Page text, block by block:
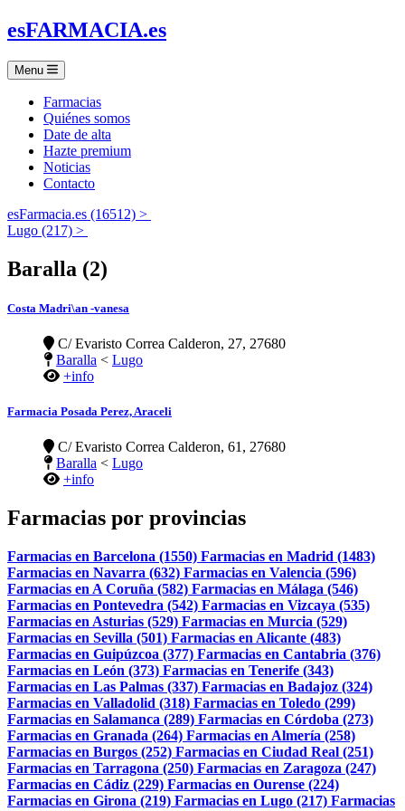
esFARMACIA.es
Menu
Farmacias
Quiénes somos
Date de alta
Hazte premium
Noticias
Contacto
esFarmacia.es (16512) >
Lugo (217) >
Baralla (2)
Costa Madri\an -vanesa
C/ Evaristo Correa Calderon, 27, 27680
Baralla < Lugo
+info
Farmacia Posada Perez, Araceli
C/ Evaristo Correa Calderon, 61, 27680
Baralla < Lugo
+info
Farmacias por provincias
Farmacias en Barcelona (1550) Farmacias en Madrid (1483)
Farmacias en Navarra (632) Farmacias en Valencia (596)
Farmacias en A Coruña (582) Farmacias en Málaga (546)
Farmacias en Pontevedra (542) Farmacias en Vizcaya (535)
Farmacias en Asturias (529) Farmacias en Murcia (529)
Farmacias en Sevilla (501) Farmacias en Alicante (483)
Farmacias en Guipúzcoa (377) Farmacias en Cantabria (376)
Farmacias en León (373) Farmacias en Tenerife (343)
Farmacias en Las Palmas (337) Farmacias en Badajoz (324)
Farmacias en Valladolid (318) Farmacias en Toledo (299)
Farmacias en Salamanca (289) Farmacias en Córdoba (273)
Farmacias en Granada (264) Farmacias en Almería (258)
Farmacias en Burgos (252) Farmacias en Ciudad Real (251)
Farmacias en Tarragona (250) Farmacias en Zaragoza (247)
Farmacias en Cádiz (229) Farmacias en Ourense (224)
Farmacias en Girona (219) Farmacias en Lugo (217) Farmacias